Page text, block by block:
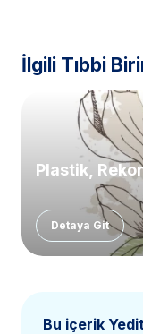
İlgili Tıbbi
Plastik,
Detaya Git
Bu içerik